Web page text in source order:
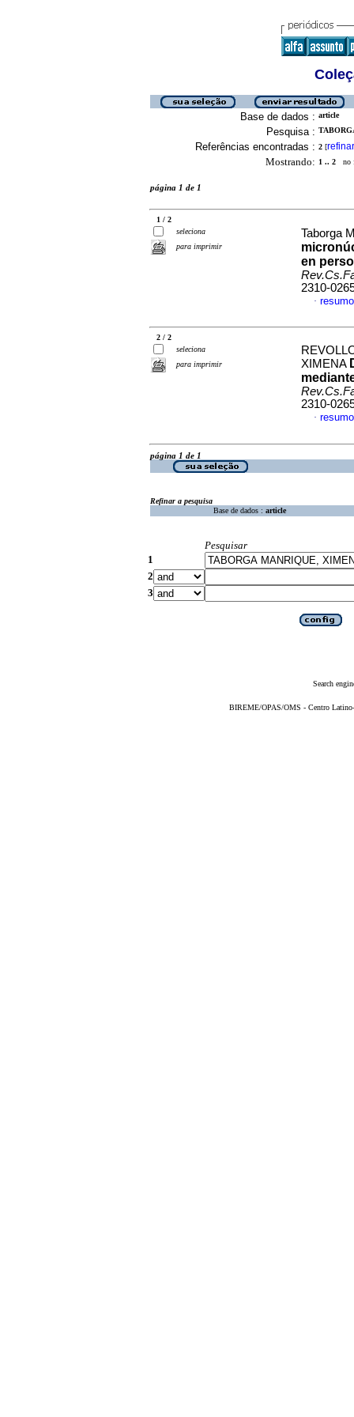
Base de dados : article
Pesquisa :
Referências encontradas : 2 [refinar
Mostrando: 1 .. 2 no
página 1 de 1
1 / 2
seleciona
para imprimir
Taborga
en
2310-
·
2 / 2
seleciona
para imprimir
XIMENA
2310-
·
página 1 de 1
Refinar a pesquisa
Base de dados : article
Pesquisar
1
2
3
Search
BIREME/OPAS/OMS - Centro Latino-